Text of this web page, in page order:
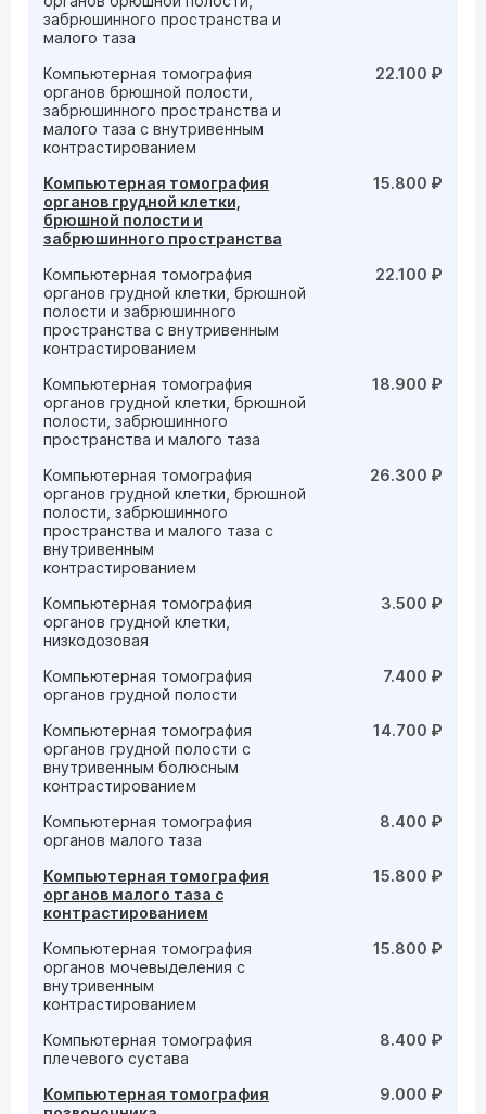
забрюшинного пространства и
малого таза
Компьютерная томография
органов брюшной полости,
забрюшинного пространства и
малого таза с внутривенным
контрастированием
22.100 ₽
Компьютерная томография
органов грудной клетки,
брюшной полости и
забрюшинного пространства
15.800 ₽
Компьютерная томография
органов грудной клетки, брюшной
полости и забрюшинного
пространства с внутривенным
контрастированием
22.100 ₽
Компьютерная томография
органов грудной клетки, брюшной
полости, забрюшинного
пространства и малого таза
18.900 ₽
Компьютерная томография
органов грудной клетки, брюшной
полости, забрюшинного
пространства и малого таза с
внутривенным
контрастированием
26.300 ₽
Компьютерная томография
органов грудной клетки,
низкодозовая
3.500 ₽
Компьютерная томография
органов грудной полости
7.400 ₽
Компьютерная томография
органов грудной полости с
внутривенным болюсным
контрастированием
14.700 ₽
Компьютерная томография
органов малого таза
8.400 ₽
Компьютерная томография
органов малого таза с
контрастированием
15.800 ₽
Компьютерная томография
органов мочевыделения с
внутривенным
контрастированием
15.800 ₽
Компьютерная томография
плечевого сустава
8.400 ₽
Компьютерная томография
9.000 ₽